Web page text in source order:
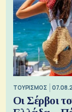
ΤΟΥΡΙΣΜΟΣ
Οι Σέρβοι